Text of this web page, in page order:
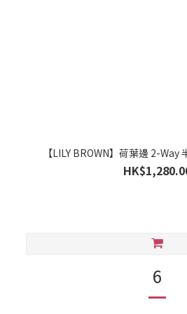
【LILY BROWN】荷葉邊 2-Way
6